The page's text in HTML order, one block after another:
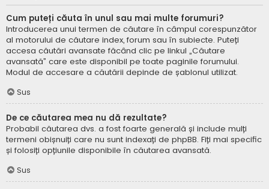
Cum puteți căuta în unul sau mai multe forumuri?
Introducerea unui termen de căutare în câmpul corespunzător
al motorului de căutare index, forum sau în subiecte. Puteți
accesa căutări avansate făcând clic pe linkul „Căutare
avansată” care este disponibil pe toate paginile forumului.
Modul de accesare a căutării depinde de șablonul utilizat.
Sus
De ce căutarea mea nu dă rezultate?
Probabil căutarea dvs. a fost foarte generală și include mulți
termeni obișnuiți care nu sunt indexați de phpBB. Fiți mai specific
și folosiți opțiunile disponibile în căutarea avansată.
Sus